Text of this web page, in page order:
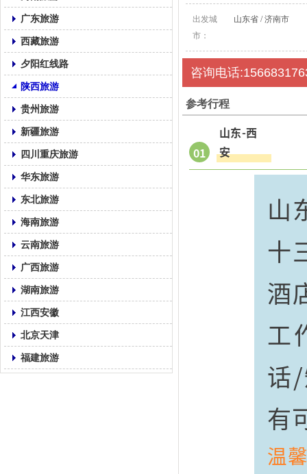
广东旅游
西藏旅游
夕阳红线路
陕西旅游
贵州旅游
新疆旅游
四川重庆旅游
华东旅游
东北旅游
海南旅游
云南旅游
广西旅游
湖南旅游
江西安徽
北京天津
福建旅游
出发城
市：
山东省 / 济南市
咨询电话
参考行程
01
山东-西
安
山
十
酒
工
话
有
温